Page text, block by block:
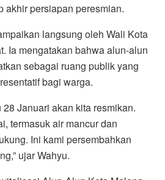
akhir persiapan peresmian.
langsung oleh Wali Kota
Ia mengatakan bahwa alun-alun
sebagai ruang publik yang
bagi warga.
28 Januari akan kita resmikan.
termasuk air mancur dan
Ini kami persembahkan
ujar Wahyu.